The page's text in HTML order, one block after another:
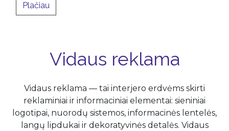
Plačiau
Vidaus reklama
Vidaus reklama — tai interjero erdvėms skirti
reklaminiai ir informaciniai elementai: sieniniai
logotipai, nuorodų sistemos, informacinės lentelės,
langų lipdukai ir dekoratyvinės detalės. Vidaus